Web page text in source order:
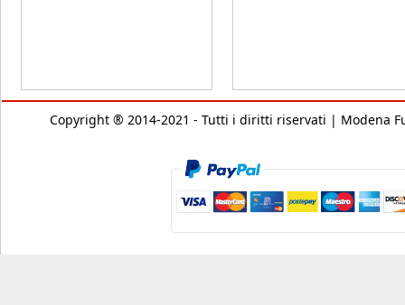
Copyright ® 2014-2021 - Tutti i diritti riservati | Modena